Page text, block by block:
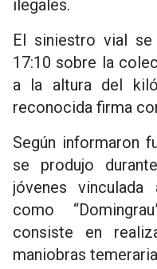
ilegales.
El siniestro vial
17:10 sobre la
a la altura del
reconocida firma
Según informaron
se produjo
jóvenes
como
consiste en
maniobras